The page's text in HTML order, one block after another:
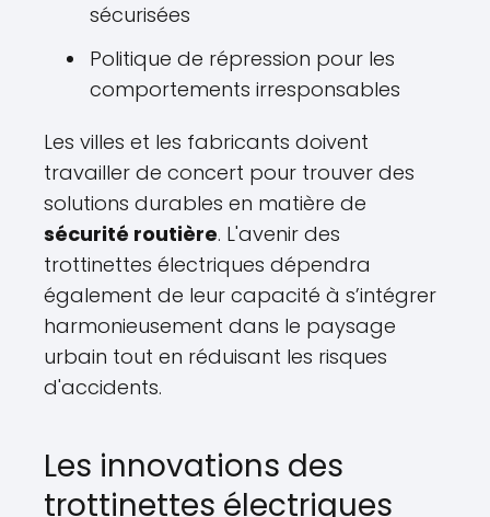
sécurisées
Politique de répression pour les
comportements irresponsables
Les villes et les fabricants doivent
travailler de concert pour trouver des
solutions durables en matière de
sécurité routière. L'avenir des
trottinettes électriques dépendra
également de leur capacité à s’intégrer
harmonieusement dans le paysage
urbain tout en réduisant les risques
d'accidents.
Les innovations des
trottinettes électriques